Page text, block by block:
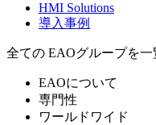
HMI Solutions
導入事例
全ての EAOグループを
EAOについて
専門性
ワールドワイド